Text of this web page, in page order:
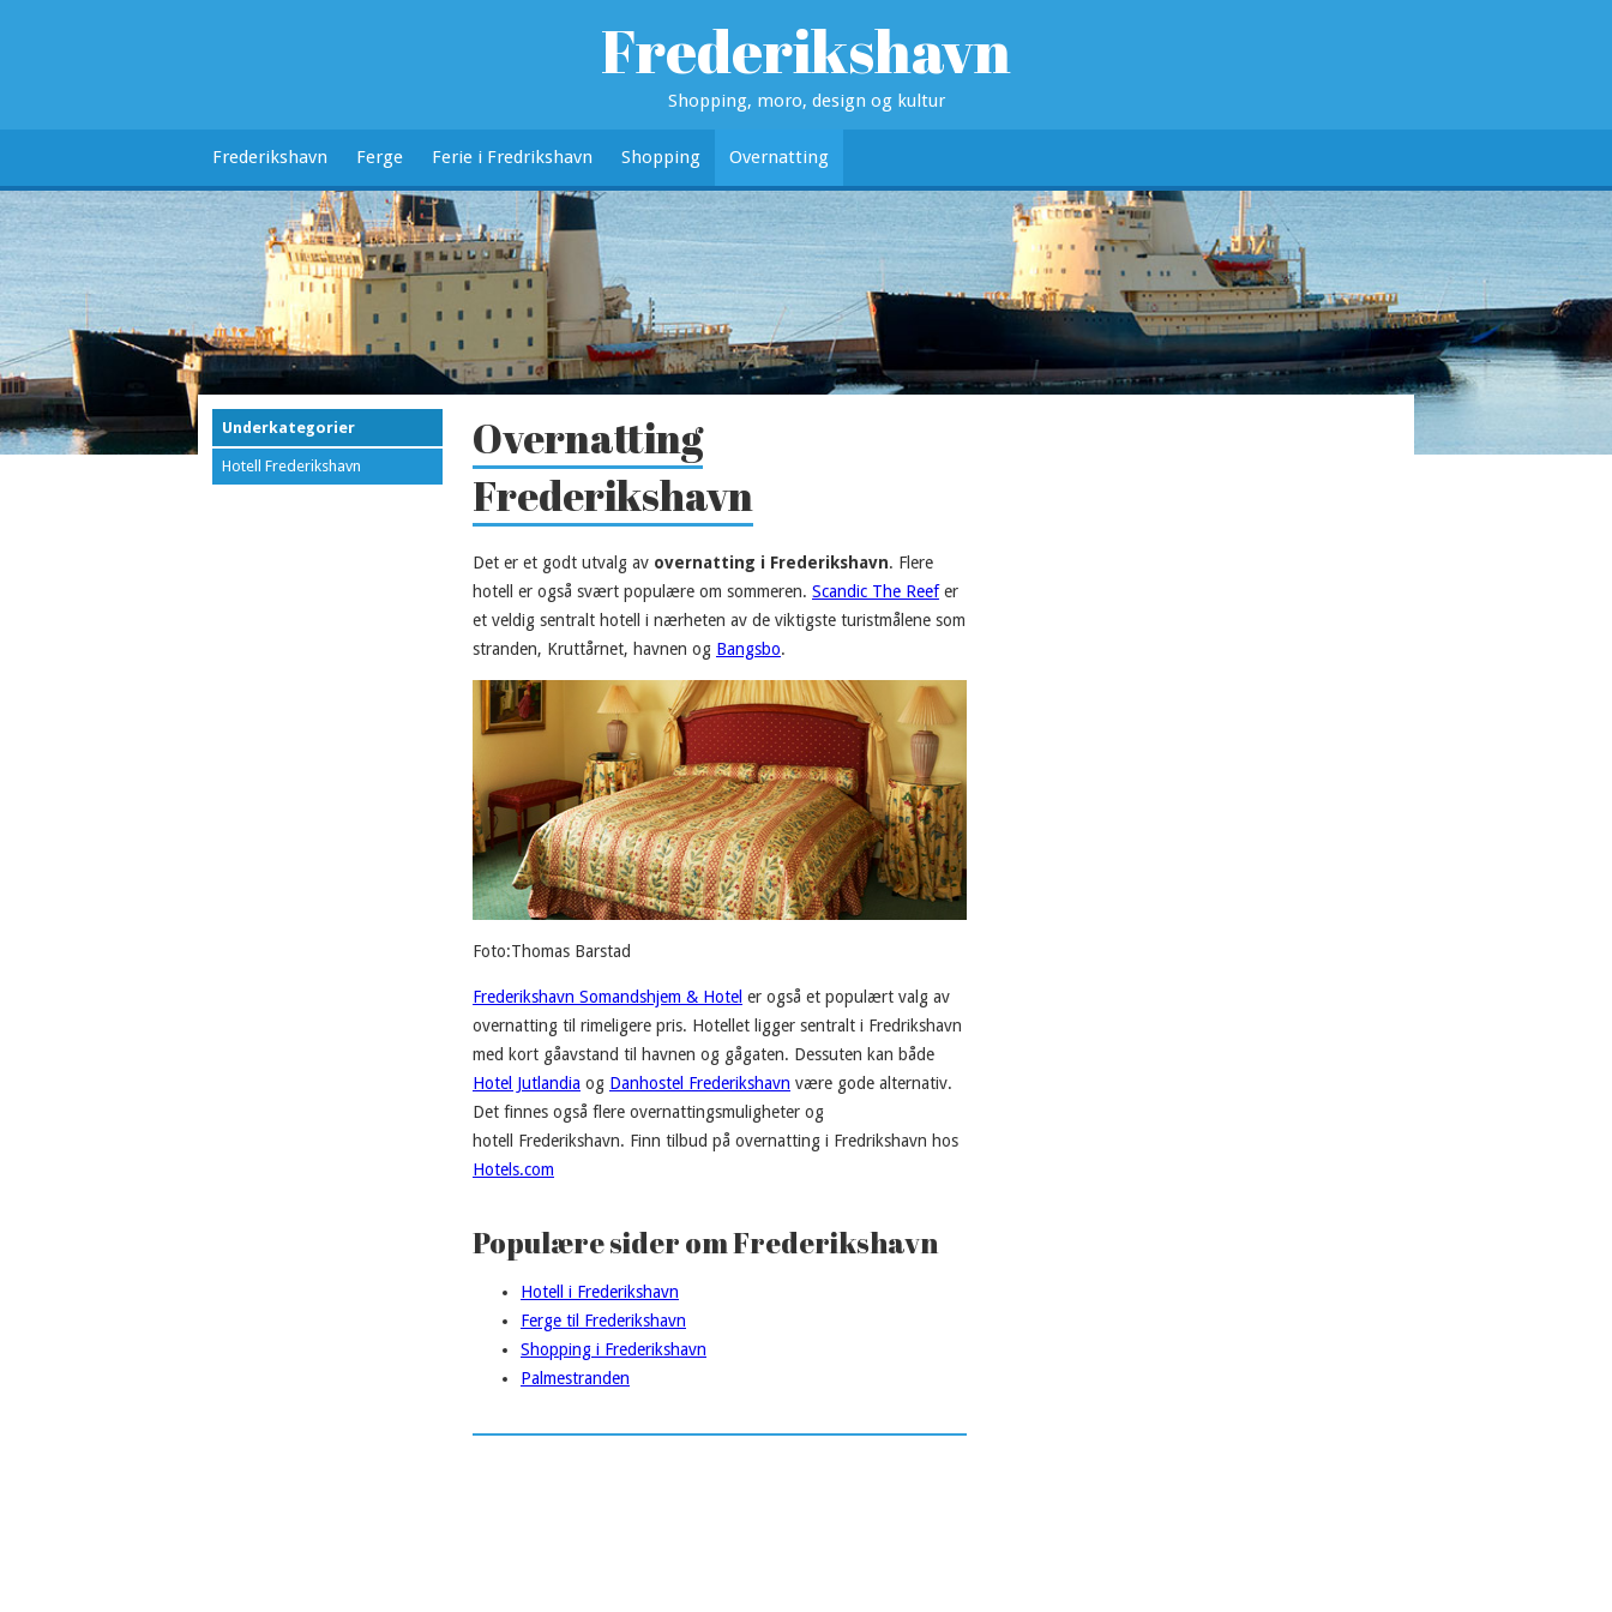
Frederikshavn
Shopping, moro, design og kultur
Frederikshavn Ferge Ferie i Fredrikshavn Shopping Overnatting
Underkategorier
Hotell Frederikshavn
Overnatting
Frederikshavn
Det er et godt utvalg av overnatting i Frederikshavn. Flere
hotell er også svært populære om sommeren. Scandic The Reefer
et veldig sentralt hotell i nærheten av de viktigste turistmålene som
stranden, Kruttårnet, havnen og Bangsbo.
Foto:Thomas Barstad
Frederikshavn Somandshjem & Hotel er også et populært valg av
overnatting til rimeligere pris. Hotellet ligger sentralt i Fredrikshavn
med kort gåavstand til havnen og gågaten. Dessuten kan både
Hotel Jutlandia og Danhostel Frederikshavn være gode alternativ.
Det finnes også flere overnattingsmuligheter og
hotell Frederikshavn. Finn tilbud på overnatting i Fredrikshavn hos
Hotels.com
Populære sider om Frederikshavn
Hotell i Frederikshavn
Ferge til Frederikshavn
Shopping i Frederikshavn
Palmestranden